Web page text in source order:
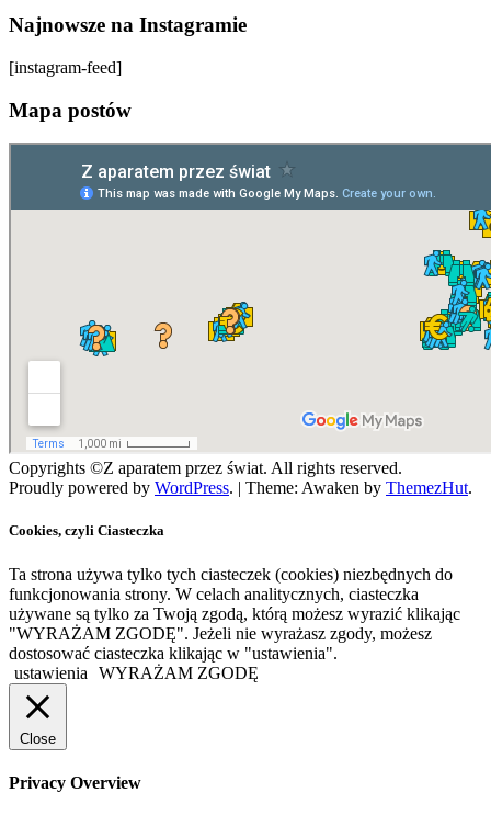
Najnowsze na Instagramie
[instagram-feed]
Mapa postów
Copyrights ©Z aparatem przez świat. All rights reserved.
Proudly powered by WordPress. | Theme: Awaken by ThemezHut.
Cookies, czyli Ciasteczka
Ta strona używa tylko tych ciasteczek (cookies) niezbędnych do
funkcjonowania strony. W celach analitycznych, ciasteczka
używane są tylko za Twoją zgodą, którą możesz wyrazić klikając
"WYRAŻAM ZGODĘ". Jeżeli nie wyrażasz zgody, możesz
dostosować ciasteczka klikając w "ustawienia".
ustawienia
WYRAŻAM ZGODĘ
Close
Privacy Overview